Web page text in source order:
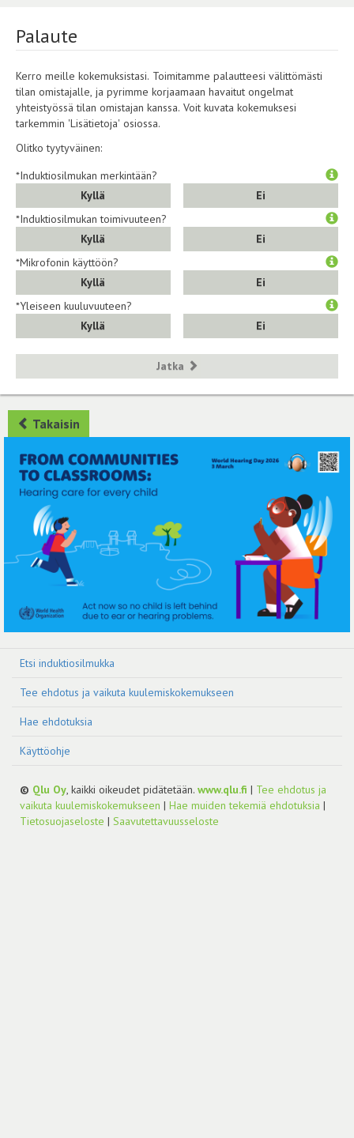
Palaute
Kerro meille kokemuksistasi. Toimitamme palautteesi välittömästi
tilan omistajalle, ja pyrimme korjaamaan havaitut ongelmat
yhteistyössä tilan omistajan kanssa. Voit kuvata kokemuksesi
tarkemmin 'Lisätietoja' osiossa.
Olitko tyytyväinen:
*Induktiosilmukan merkintään?
Kyllä
Ei
*Induktiosilmukan toimivuuteen?
Kyllä
Ei
*Mikrofonin käyttöön?
Kyllä
Ei
*Yleiseen kuuluvuuteen?
Kyllä
Ei
Jatka
Takaisin
Etsi induktiosilmukka
Tee ehdotus ja vaikuta kuulemiskokemukseen
Hae ehdotuksia
Käyttöohje
© Qlu Oy , kaikki oikeudet pidätetään. www.qlu.fi | Tee ehdotus ja
vaikuta kuulemiskokemukseen | Hae muiden tekemiä ehdotuksia |
Tietosuojaseloste | Saavutettavuusseloste